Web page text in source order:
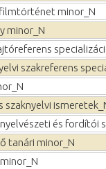
minor_N
minor_N
szakreferens
szaknyelvi
és fordítói
tanári minor_N